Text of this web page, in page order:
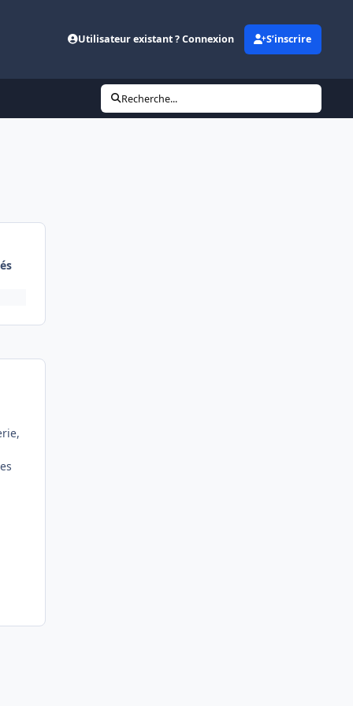
Utilisateur existant ? Connexion S’inscrire
Recherche...